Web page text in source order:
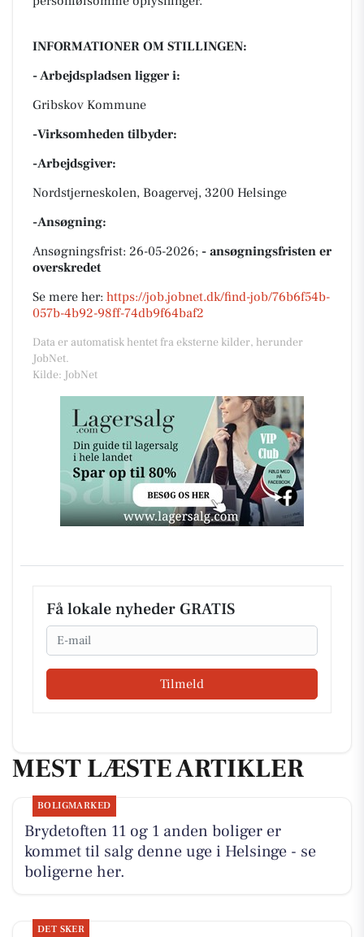
INFORMATIONER OM STILLINGEN:
- Arbejdspladsen ligger i:
Gribskov Kommune
-Virksomheden tilbyder:
-Arbejdsgiver:
Nordstjerneskolen, Boagervej, 3200 Helsinge
-Ansøgning:
Ansøgningsfrist: 26-05-2026; - ansøgningsfristen er
overskredet
Se mere her: https://job.jobnet.dk/find-job/76b6f54b-
057b-4b92-98ff-74db9f64baf2
Data er automatisk hentet fra eksterne kilder, herunder
JobNet.
Kilde: JobNet
Få lokale nyheder GRATIS
Email
Tilmeld
MEST LÆSTE ARTIKLER
BOLIGMARKED
Brydetoften 11 og 1 anden boliger er
kommet til salg denne uge i Helsinge - se
boligerne her.
DET SKER